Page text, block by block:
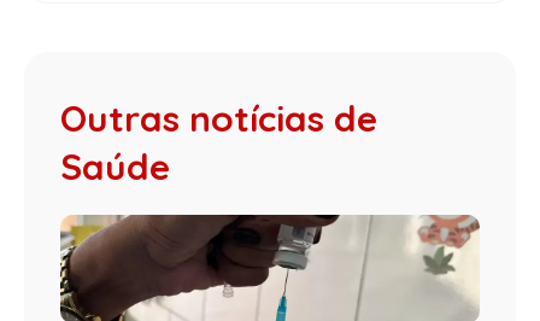
Outras notícias de
Saúde